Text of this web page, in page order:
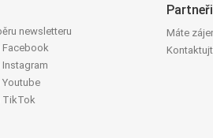
newsletteru
Facebook
Youtube
TikTok
Partneři
Máte